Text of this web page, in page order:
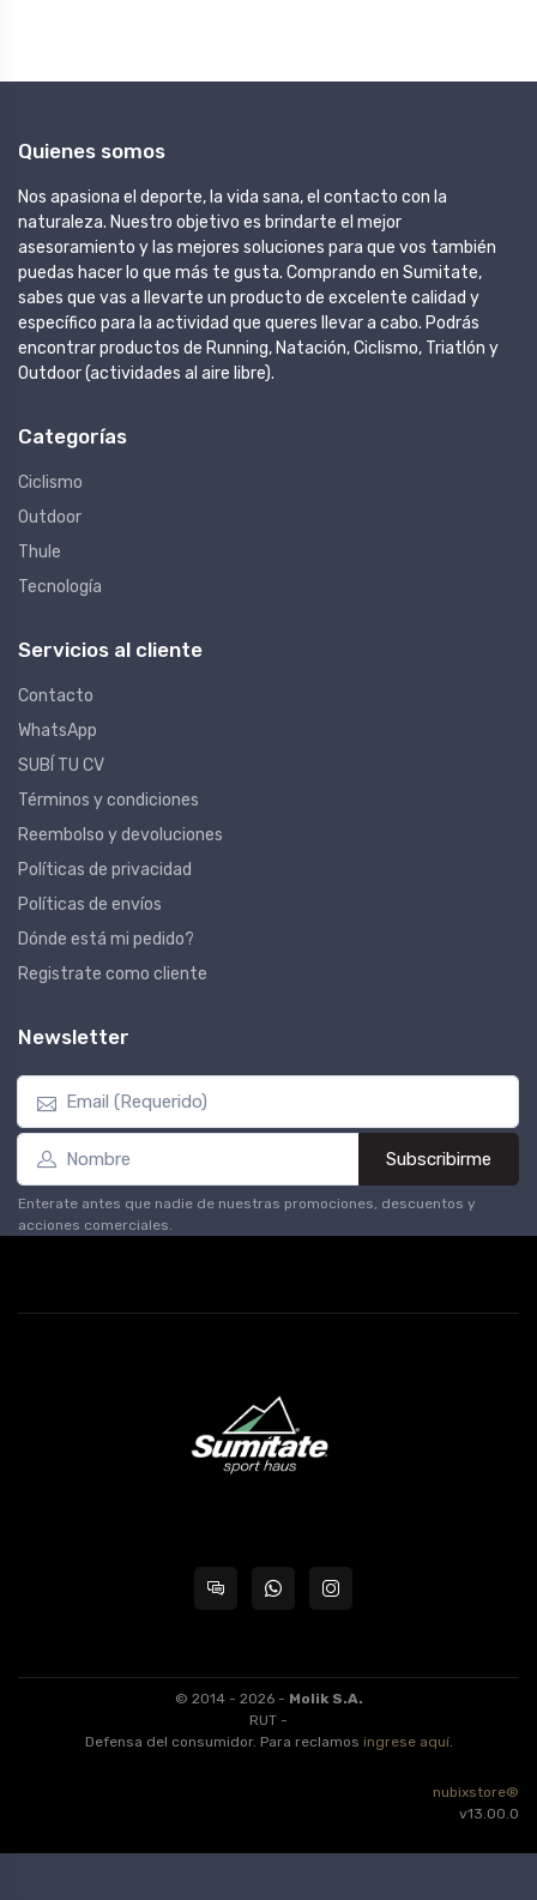
Quienes somos
Nos apasiona el deporte, la vida sana, el contacto con la
naturaleza. Nuestro objetivo es brindarte el mejor
asesoramiento y las mejores soluciones para que vos también
puedas hacer lo que más te gusta. Comprando en Sumitate,
sabes que vas a llevarte un producto de excelente calidad y
específico para la actividad que queres llevar a cabo. Podrás
encontrar productos de Running, Natación, Ciclismo, Triatlón y
Outdoor (actividades al aire libre).
Categorías
Ciclismo
Outdoor
Thule
Tecnología
Servicios al cliente
Contacto
WhatsApp
SUBÍ TU CV
Términos y condiciones
Reembolso y devoluciones
Políticas de privacidad
Políticas de envíos
Dónde está mi pedido?
Registrate como cliente
Newsletter
Subscribirme
Enterate antes que nadie de nuestras promociones, descuentos y
acciones comerciales.
© 2014 - 2026 - Molik S.A.
RUT -
Defensa del consumidor. Para reclamos ingrese aquí.
nubixstore®
v13.00.0